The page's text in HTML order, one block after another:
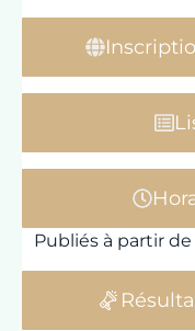
Publiés à partir